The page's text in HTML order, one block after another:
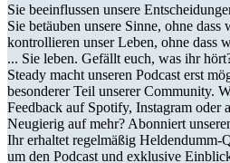
Sie beeinflussen unsere
Sie betäuben unsere Sinne, ohne dass
kontrollieren unser Leben, ohne dass
... Sie leben. Gefällt euch, was ihr
Steady macht unseren Podcast erst
besonderer Teil unserer Community.
Feedback auf Spotify, Instagram oder
Neugierig auf mehr? Abonniert
Ihr erhaltet regelmäßig Heldendumm-
um den Podcast und exklusive